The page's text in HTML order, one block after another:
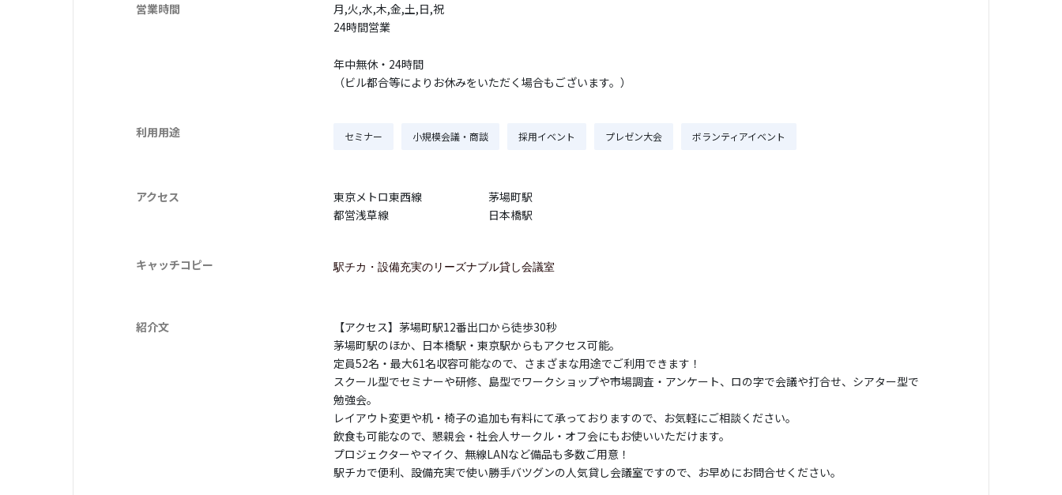
営業時間
月,火,水,木,金,土,日,祝
24時間営業
年中無休・24時間
（ビル都合等によりお休みをいただく場合もございます。）
利用用途 セミナー 小規模会議・商談 採用イベント プレゼン大会 ボランティアイベント
アクセス 東京メトロ東西線
茅場町駅
都営浅草線
日本橋駅
キャッチコピー 駅チカ・設備充実のリーズナブル貸し会議室
紹介文
【アクセス】茅場町駅12番出口から徒歩30秒
茅場町駅のほか、日本橋駅・東京駅からもアクセス可能。
定員52名・最大61名収容可能なので、さまざまな用途でご利用できます！
スクール型でセミナーや研修、島型でワークショップや市場調査・アンケート、ロの字で会議や打合せ、シアター型で
勉強会。
レイアウト変更や机・椅子の追加も有料にて承っておりますので、お気軽にご相談ください。
飲食も可能なので、懇親会・社会人サークル・オフ会にもお使いいただけます。
プロジェクターやマイク、無線LANなど備品も多数ご用意！
駅チカで便利、設備充実で使い勝手バツグンの人気貸し会議室ですので、お早めにお問合せください。